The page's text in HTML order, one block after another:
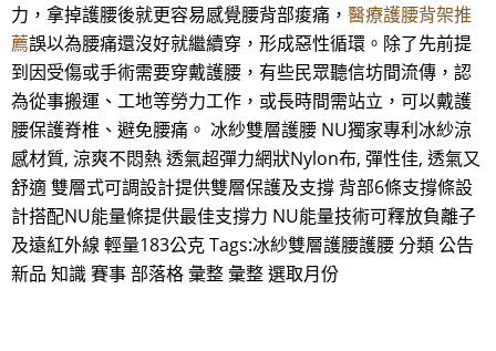
力，拿掉護腰後就更容易感覺腰背部痠痛， 醫療護腰背架推
薦誤以為腰痛還沒好就繼續穿，形成惡性循環。除了先前提
到因受傷或手術需要穿戴護腰，有些民眾聽信坊間流傳，認
為從事搬運、工地等勞力工作，或長時間需站立，可以戴護
腰保護脊椎、避免腰痛。 冰紗雙層護腰 NU獨家專利冰紗涼
感材質, 涼爽不悶熱 透氣超彈力網狀Nylon布, 彈性佳, 透氣又
舒適 雙層式可調設計提供雙層保護及支撐 背部6條支撐條設
計搭配NU能量條提供最佳支撐力 NU能量技術可釋放負離子
及遠紅外線 輕量183公克 Tags:冰紗雙層護腰護腰 分類 公告
新品 知識 賽事 部落格 彙整 彙整 選取月份